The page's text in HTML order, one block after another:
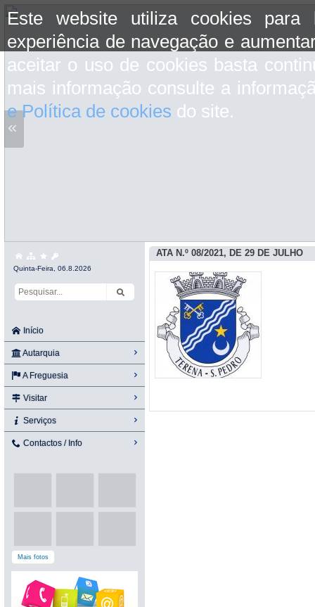
Este website utiliza cookies para
experiência de navegação e
aceitar o uso de cookies basta
mais informação consulte a
e Política de cookies do site.
«
Quinta-Feira, 06.8.2026
Início
Autarquia
A Freguesia
Visitar
Serviços
Contactos / Info
Mais fotos
ATA N.º 08/2021, DE 29 DE JULHO